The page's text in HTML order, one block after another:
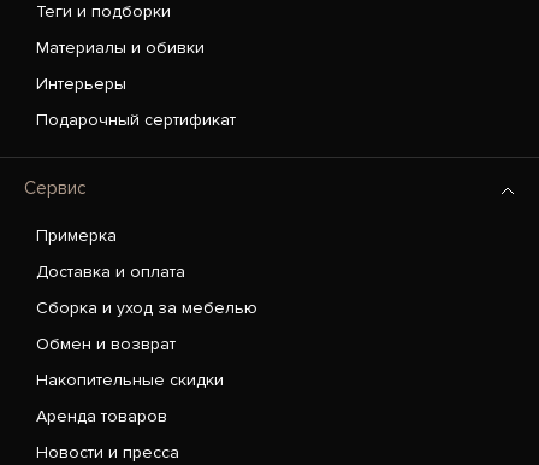
Теги и подборки
Материалы и обивки
Интерьеры
Подарочный сертификат
Сервис
Примерка
Доставка и оплата
Сборка и уход за мебелью
Обмен и возврат
Накопительные скидки
Аренда товаров
Новости и пресса